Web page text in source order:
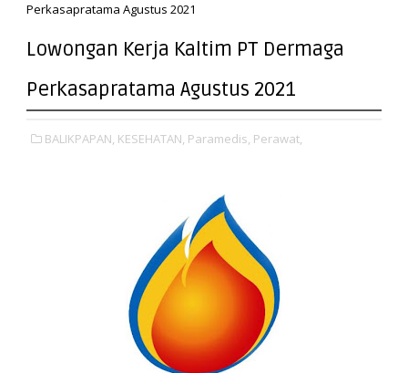
Perkasapratama Agustus 2021
Lowongan Kerja Kaltim PT Dermaga
Perkasapratama Agustus 2021
BALIKPAPAN, KESEHATAN, Paramedis, Perawat,